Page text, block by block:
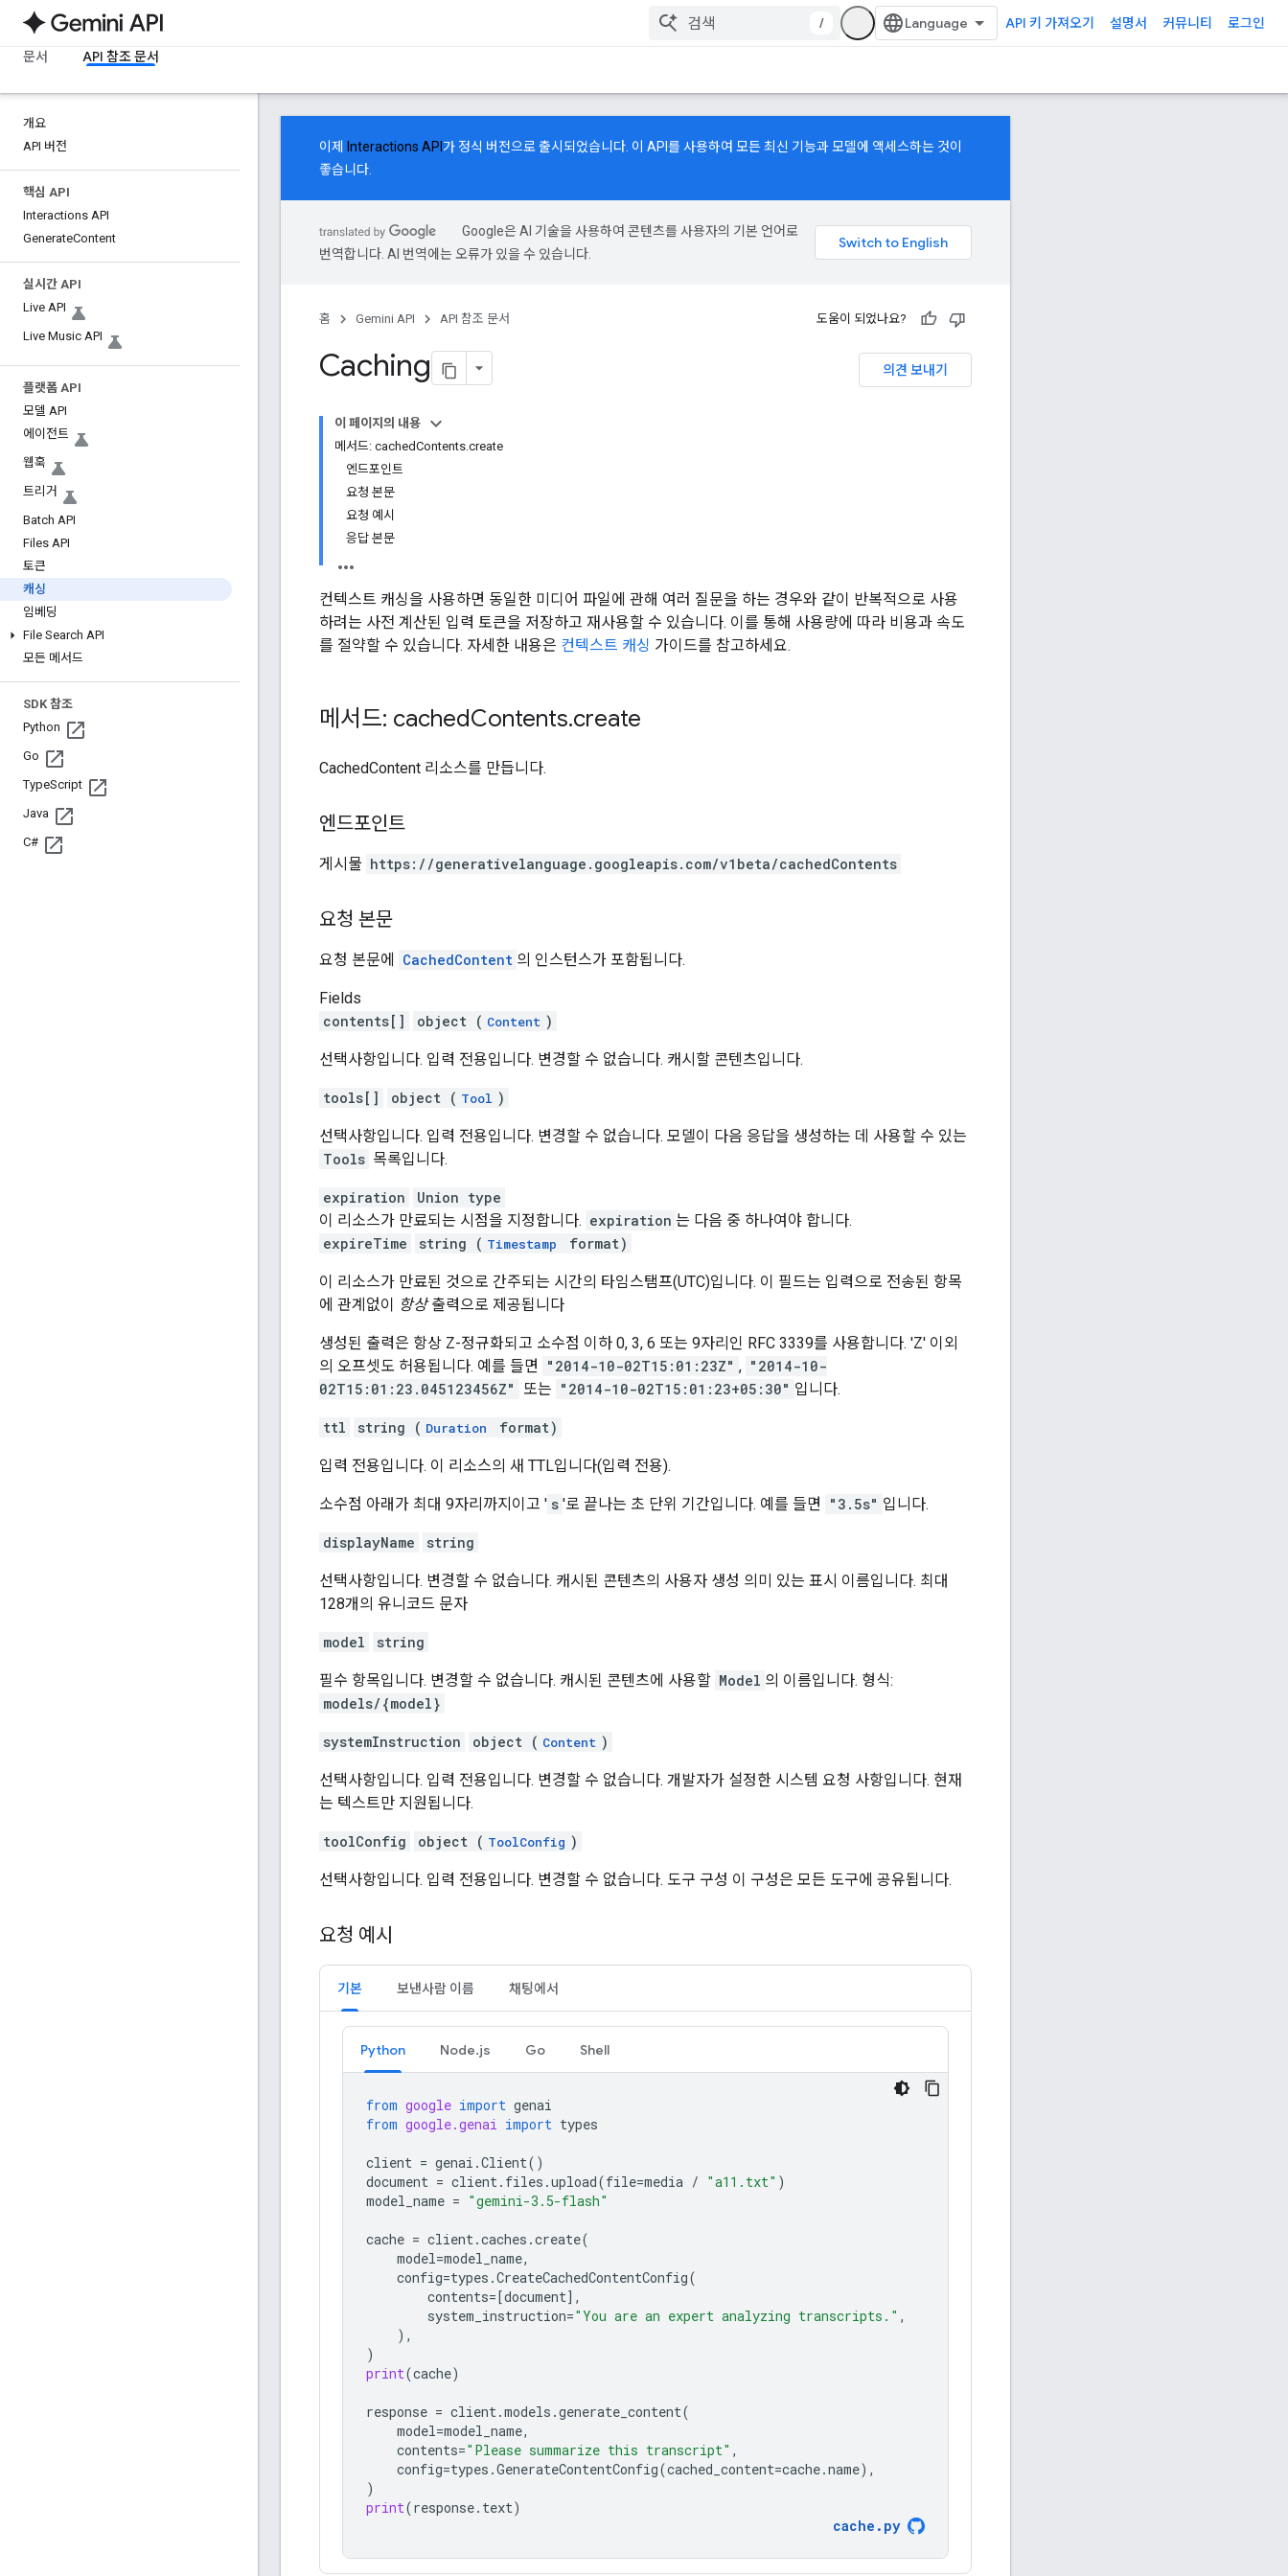
/ API 키 가져오기 설명서 커뮤니티 로그인
문서 API 참조 문서
개요
API 버전
핵심 API
Interactions API
GenerateContent
실시간 API
Live API
Live Music API
플랫폼 API
모델 API
에이전트
웹훅
트리거
Batch API
Files API
토큰
캐싱
임베딩
File Search API
모든 메서드
SDK 참조
Python
Go
TypeScript
Java
C#
이제 Interactions API 가 정식 버전으로 출시되었습니다. 이 API를 사용하여 모든 최신 기능과 모델에 액세스하는 것이
좋습니다.
Google은 AI 기술을 사용하여 콘텐츠를 사용자의 기본 언어로
번역합니다. AI 번역에는 오류가 있을 수 있습니다.
홈 Gemini API API 참조 문서 도움이 되었나요?
의견 보내기
Caching
이 페이지의 내용
메서드: cachedContents.create
엔드포인트
요청 본문
요청 예시
응답 본문
컨텍스트 캐싱을 사용하면 동일한 미디어 파일에 관해 여러 질문을 하는 경우와 같이 반복적으로 사용
하려는 사전 계산된 입력 토큰을 저장하고 재사용할 수 있습니다. 이를 통해 사용량에 따라 비용과 속도
를 절약할 수 있습니다. 자세한 내용은 컨텍스트 캐싱 가이드를 참고하세요.
메서드: cachedContents.create
CachedContent 리소스를 만듭니다.
엔드포인트
게시물 https: / /generativelanguage.googleapis.com/v1beta/cachedContents
요청 본문
요청 본문에 CachedContent 의 인스턴스가 포함됩니다.
Fields
contents[]
object ( Content )
선택사항입니다. 입력 전용입니다. 변경할 수 없습니다. 캐시할 콘텐츠입니다.
tools[] object ( Tool )
선택사항입니다. 입력 전용입니다. 변경할 수 없습니다. 모델이 다음 응답을 생성하는 데 사용할 수 있는
Tools 목록입니다.
expiration
Union type
이 리소스가 만료되는 시점을 지정합니다. expiration 는 다음 중 하나여야 합니다.
expireTime
string ( Timestamp format)
이 리소스가 만료된 것으로 간주되는 시간의 타임스탬프(UTC)입니다. 이 필드는 입력으로 전송된 항목
에 관계없이
항상출력으로 제공됩니다
생성된 출력은 항상 Z-정규화되고 소수점 이하 0, 3, 6 또는 9자리인 RFC 3339를 사용합니다. 'Z' 이외
의 오프셋도 허용됩니다. 예를 들면
"2014-10-02T15:01:23Z" , "2014-10-
02T15:01:23.045123456Z"
또는 "2014-10-02T15:01:23+05:30" 입니다.
ttl string ( Duration format)
입력 전용입니다. 이 리소스의 새 TTL입니다(입력 전용).
소수점 아래가 최대 9자리까지이고 ' s '로 끝나는 초 단위 기간입니다. 예를 들면 "3.5s" 입니다.
displayName string
선택사항입니다. 변경할 수 없습니다. 캐시된 콘텐츠의 사용자 생성 의미 있는 표시 이름입니다. 최대
128개의 유니코드 문자
model string
필수 항목입니다. 변경할 수 없습니다. 캐시된 콘텐츠에 사용할 Model 의 이름입니다. 형식:
models/{model}
systemInstruction object ( Content )
선택사항입니다. 입력 전용입니다. 변경할 수 없습니다. 개발자가 설정한 시스템 요청 사항입니다. 현재
는 텍스트만 지원됩니다.
toolConfig object ( ToolConfig )
선택사항입니다. 입력 전용입니다. 변경할 수 없습니다. 도구 구성 이 구성은 모든 도구에 공유됩니다.
요청 예시
기본 보낸사람 이름 채팅에서
Python Node.js Go Shell
from google import genai
from google.genai import types
client = genai .Client()
document = client. files .upload(file=media / "a11.txt" )
model_name = "gemini-3.5-flash"
cache = client.caches .create(
model=model_name,
config=types .CreateCachedContentConfig(
contents=[document],
system_instruction="You are an expert analyzing transcripts." ,
),
)
print(cache)
response = client.models .generate_content(
model=model_name,
contents="Please summarize this transcript" ,
config=types .GenerateContentConfig(cached_content=cache.name),
)
print(response. text)
cache . py